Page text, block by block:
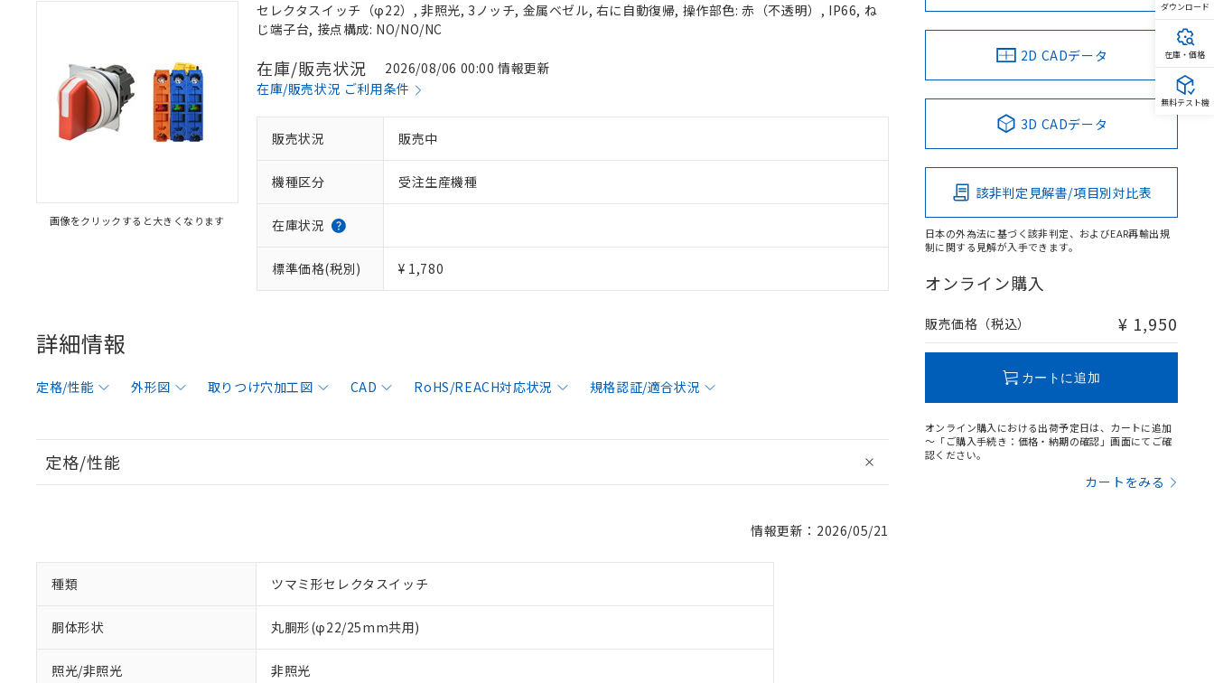
画像をクリックすると大きくなります
セレクタスイッチ（φ22）, 非照光, 3ノッチ, 金属ベゼル, 右に自動復帰, 操作部色: 赤（不透明）, IP66, ね
じ端子台, 接点構成: NO/NO/NC
在庫/販売状況
2026/08/06 00:00 情報更新
在庫/販売状況 ご利用条件
販売状況 販売中
機種区分 受注生産機種
在庫状況
標準価格(税別) ¥ 1,780
詳細情報
定格/性能 外形図 取りつけ穴加工図 CAD RoHS/REACH対応状況 規格認証/適合状況
定格/性能
情報更新：2026/05/21
種類 ツマミ形セレクタスイッチ
胴体形状 丸胴形(φ22/25mm共用)
照光/非照光 非照光
2D CADデータ
3D CADデータ
該非判定見解書/項目別対比表
日本の外為法に基づく該非判定、およびEAR再輸出規
制に関する見解が入手できます。
オンライン購入
販売価格（税込） ¥ 1,950
カートに追加
オンライン購入における出荷予定日は、カートに追加
～「ご購入手続き：価格・納期の確認」画面にてご確
認ください。
カートをみる
ダウンロード
在庫・価格
無料テスト機